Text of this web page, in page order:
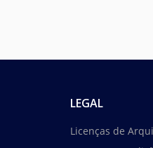
LEGAL
Licenças de